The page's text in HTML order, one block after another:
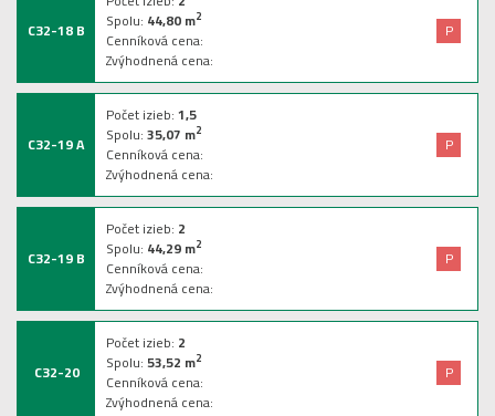
C32-18 B Spolu: 44,80m2
Cenníková cena:
Zvýhodnená cena:
P
C32-19 A
Počet izieb:1,5
Spolu:35,07 m2
Cenníková cena:
Zvýhodnená cena:
P
C32-19 B
Počet izieb: 2
Spolu: 44,29m2
Cenníková cena:
Zvýhodnená cena:
P
C32-20
Počet izieb: 2
Spolu:53,52 m2
Cenníková cena:
Zvýhodnená cena:
P